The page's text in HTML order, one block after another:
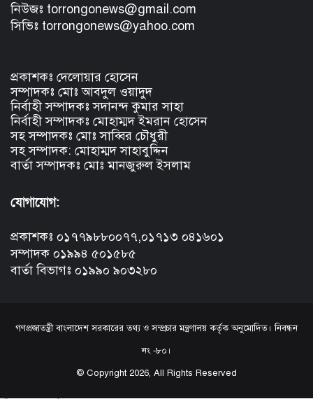
নিউজঃ torrongonews@gmail.com
সিভিঃ torrongonews@yahoo.com
প্রকাশকঃ দেলোয়ার হোসেন
সম্পাদকঃ মোঃ আবদুল ওয়াদুদ
নির্বাহী সম্পাদকঃ সদানন্দ কুমার সাহা
নির্বাহী সম্পাদকঃ মোহাম্মদ ইমরান হোসেন
সহ সম্পাদকঃ মোঃ সাব্বির চৌধুরী
সহ সম্পাদক: মোহাম্মদ সাহাবুদ্দিন
বার্তা সম্পাদকঃ মোঃ মানজুরুল ইসলাম
যোগাযোগ:
প্রকাশকঃ ০১৭৭৯৮৮০০৭৭,০১৭১৩ ০৪১৬০১
সম্পাদক ০১৯৯৪ ৫০১৫৮৫
বার্তা বিভাগঃ ০১৯৯০ ৯০৩২৮০
গণপ্রজাতন্ত্রী বাংলাদেশ সরকারের তথ্য ও সম্প্রচার মন্ত্রণালয় কর্তৃক অনুমোদিত। নিবন্ধন
নং -৮০।
© Copyright 2026, All Rights Reserved